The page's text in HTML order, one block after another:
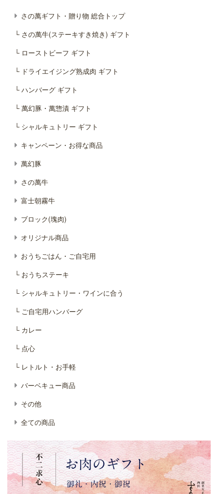
さの萬ギフト・贈り物 総合トップ
└ さの萬牛(ステーキすき焼き) ギフト
└ ローストビーフ ギフト
└ ドライエイジング熟成肉 ギフト
└ ハンバーグ ギフト
└ 萬幻豚・萬惣漬 ギフト
└ シャルキュトリー ギフト
キャンペーン・お得な商品
萬幻豚
さの萬牛
富士朝霧牛
ブロック(塊肉)
オリジナル商品
おうちごはん・ご自宅用
└ おうちステーキ
└ シャルキュトリー・ワインに合う
└ ご自宅用ハンバーグ
└ カレー
└ 点心
└ レトルト・お手軽
バーベキュー商品
その他
全ての商品